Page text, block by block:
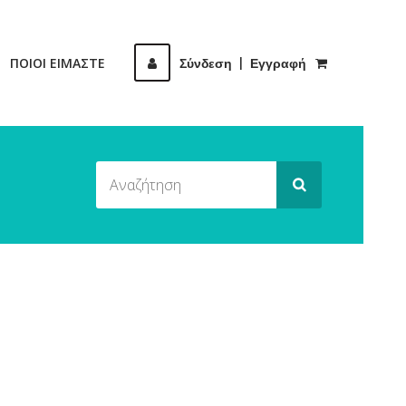
Σύνδεση Εγγραφή
ΠΟΙΟΙ ΕΙΜΑΣΤΕ